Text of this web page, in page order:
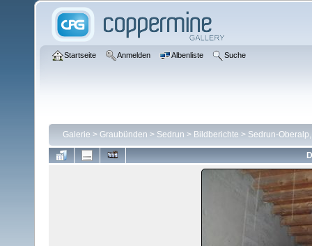
Startseite Anmelden Albenliste Suche
Galerie > Graubünden > Sedrun > Bildberichte > Sedrun-